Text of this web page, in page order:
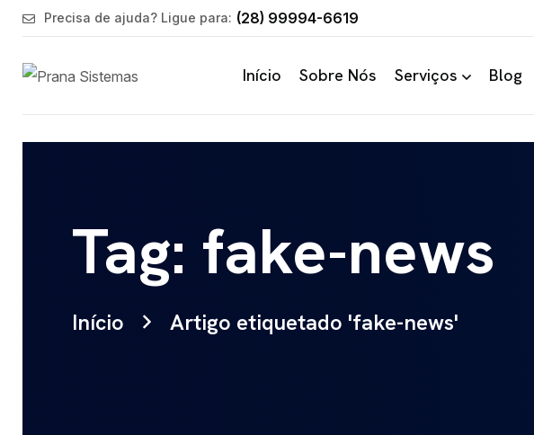
Precisa de ajuda? Ligue para: (28) 99994-6619
Início Sobre Nós Serviços Blog
Tag: fake-news
Início Artigo etiquetado 'fake-news'